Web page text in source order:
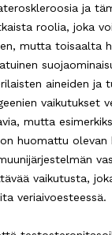
ja
roolia, joka
mutta toisaalta
aineiden ja
vaikutukset
mutta
huomattu olevan
vaikutusta,
veriaivoesteessä.